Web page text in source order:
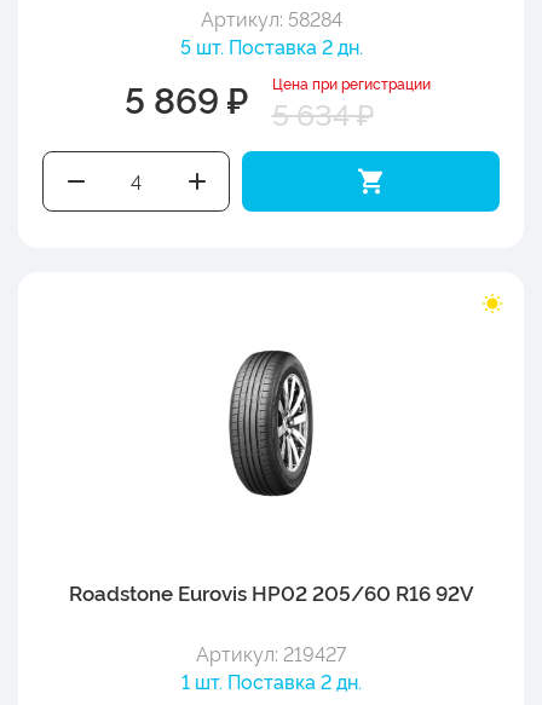
Артикул: 58284
5 шт. Поставка 2 дн.
5 869 ₽ Цена при регистрации
5 634 ₽
Roadstone Eurovis HP02 205/60 R16 92V
Артикул: 219427
1 шт. Поставка 2 дн.